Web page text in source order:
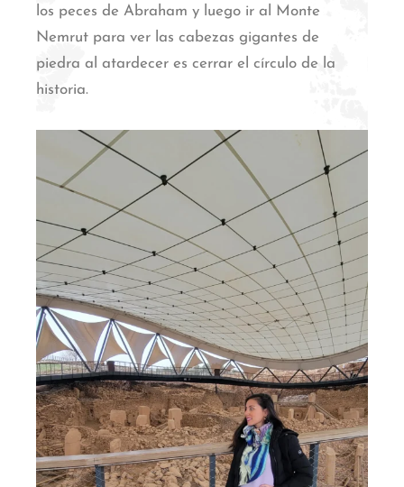
los peces de Abraham y luego ir al Monte
Nemrut para ver las cabezas gigantes de
piedra al atardecer es cerrar el círculo de la
historia.